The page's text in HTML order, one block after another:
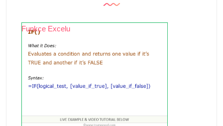
Funkce Excelu